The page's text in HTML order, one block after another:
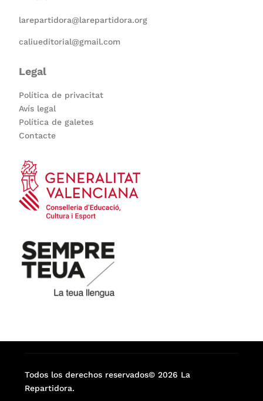
larepartidora@larepartidora.org
caliueditorial@gmail.com
Legal
Política de privacitat
Avís legal
Política de galetes
Contacte
Todos los derechos reservados© 2026 La
Repartidora.